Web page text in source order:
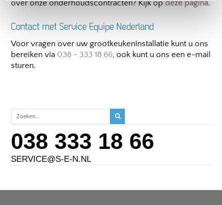
over onze onderhoudscontracten? Kijk opdeze pagina.
Contact met Service Equipe Nederland
Voor vragen over uw grootkeukeninstallatie kunt u ons
bereiken via 038 - 333 18 66, ook kunt u ons een e-mail
sturen.
038 333 18 66
SERVICE@S-E-N.NL